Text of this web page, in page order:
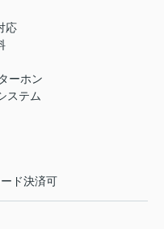
応
ーホン
ステム
ド決済可